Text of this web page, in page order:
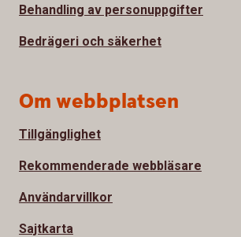
Behandling av personuppgifter
Bedrägeri och säkerhet
Om webbplatsen
Tillgänglighet
Rekommenderade webbläsare
Användarvillkor
Sajtkarta